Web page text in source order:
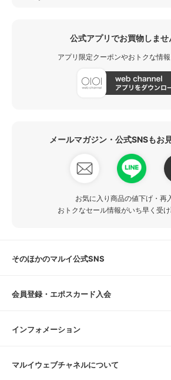
公式アプリでお買物しませ
アプリ限定クーポンやおトクな情報
メールマガジン・公式SNSもお
お気に入り商品の値下げ・再
おトクなセール情報がいち早く受け
そのほかのマルイ公式SNS
会員登録・エポスカード入会
インフォメーション
マルイウェブチャネルについて